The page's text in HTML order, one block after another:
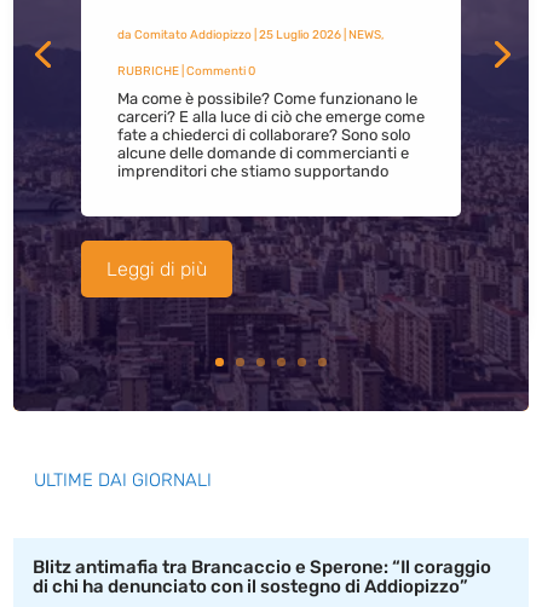
da Comitato Addiopizzo| 25 Luglio 2026| NEWS,
RUBRICHE| Commenti 0
Ma come è possibile? Come funzionano le
carceri? E alla luce di ciò che emerge come
fate a chiederci di collaborare? Sono solo
alcune delle domande di commercianti e
imprenditori che stiamo supportando
Leggi di più
ULTIME DAI GIORNALI
Blitz antimafia tra Brancaccio e Sperone: “Il coraggio
di chi ha denunciato con il sostegno di Addiopizzo”